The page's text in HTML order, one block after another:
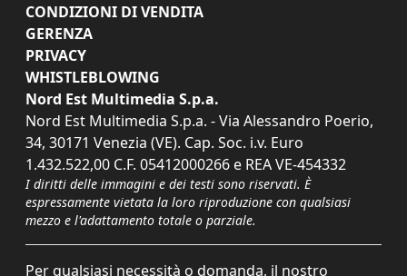
CONDIZIONI DI VENDITA
GERENZA
PRIVACY
WHISTLEBLOWING
Nord Est Multimedia S.p.a.
Nord Est Multimedia S.p.a. - Via Alessandro Poerio,
34, 30171 Venezia (VE). Cap. Soc. i.v. Euro
1.432.522,00 C.F. 05412000266 e REA VE-454332
I diritti delle immagini e dei testi sono riservati. È
espressamente vietata la loro riproduzione con qualsiasi
mezzo e l'adattamento totale o parziale.
Per qualsiasi necessità o domanda, il nostro